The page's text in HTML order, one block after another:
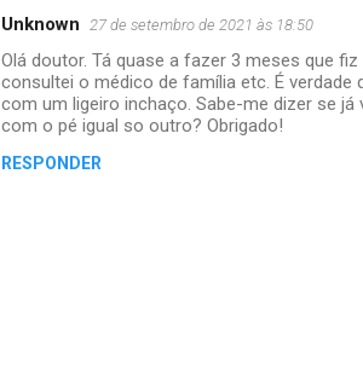
Unknown 27 de setembro de 2021 às 18:50
Olá doutor. Tá quase a fazer 3 meses que
consultei o médico de família etc. É
com um ligeiro inchaço. Sabe-me dizer se
com o pé igual so outro? Obrigado!
RESPONDER